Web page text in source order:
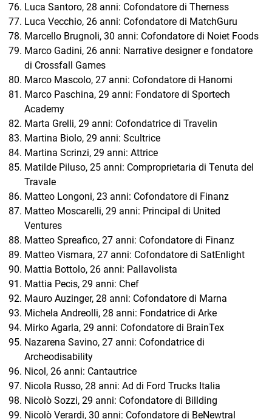
Luca Santoro, 28 anni: Cofondatore di Therness
Luca Vecchio, 26 anni: Cofondatore di MatchGuru
Marcello Brugnoli, 30 anni: Cofondatore di Noiet Foods
Marco Gadini, 26 anni: Narrative designer e fondatore
di Crossfall Games
Marco Mascolo, 27 anni: Cofondatore di Hanomi
Marco Paschina, 29 anni: Fondatore di Sportech
Academy
Marta Grelli, 29 anni: Cofondatrice di Travelin
Martina Biolo, 29 anni: Scultrice
Martina Scrinzi, 29 anni: Attrice
Matilde Piluso, 25 anni: Comproprietaria di Tenuta del
Travale
Matteo Longoni, 23 anni: Cofondatore di Finanz
Matteo Moscarelli, 29 anni: Principal di United
Ventures
Matteo Spreafico, 27 anni: Cofondatore di Finanz
Matteo Vismara, 27 anni: Cofondatore di SatEnlight
Mattia Bottolo, 26 anni: Pallavolista
Mattia Pecis, 29 anni: Chef
Mauro Auzinger, 28 anni: Cofondatore di Marna
Michela Andreolli, 28 anni: Fondatrice di Arke
Mirko Agarla, 29 anni: Cofondatore di BrainTex
Nazarena Savino, 27 anni: Cofondatrice di
Archeodisability
Nicol, 26 anni: Cantautrice
Nicola Russo, 28 anni: Ad di Ford Trucks Italia
Nicolò Sozzi, 29 anni: Cofondatore di Billding
Nicolò Verardi, 30 anni: Cofondatore di BeNewtral